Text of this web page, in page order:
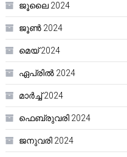
ജൂലൈ 2024
ജൂൺ 2024
മെയ്‌ 2024
ഏപ്രിൽ 2024
മാർച്ച്‌ 2024
ഫെബ്രുവരി 2024
ജനുവരി 2024